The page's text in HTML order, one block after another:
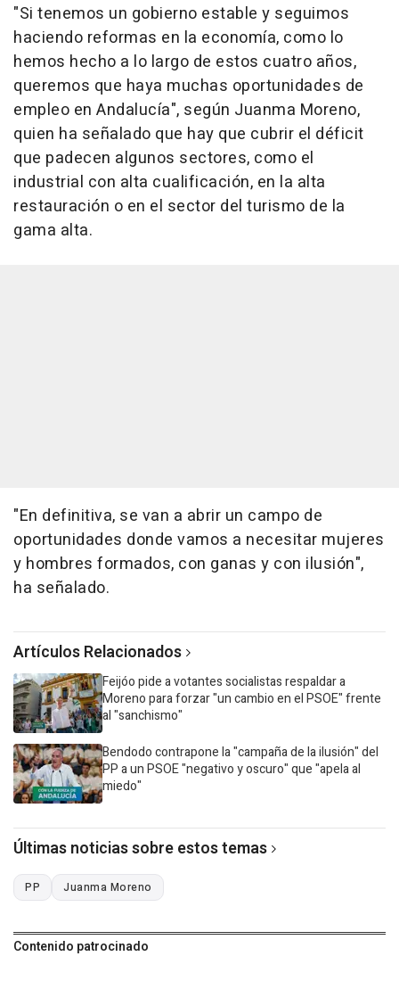
"Si tenemos un gobierno estable y seguimos
haciendo reformas en la economía, como lo
hemos hecho a lo largo de estos cuatro años,
queremos que haya muchas oportunidades de
empleo en Andalucía", según Juanma Moreno,
quien ha señalado que hay que cubrir el déficit
que padecen algunos sectores, como el
industrial con alta cualificación, en la alta
restauración o en el sector del turismo de la
gama alta.
"En definitiva, se van a abrir un campo de
oportunidades donde vamos a necesitar mujeres
y hombres formados, con ganas y con ilusión",
ha señalado.
Artículos Relacionados
Feijóo pide a votantes socialistas respaldar a
Moreno para forzar "un cambio en el PSOE" frente
al "sanchismo"
Bendodo contrapone la "campaña de la ilusión" del
PP a un PSOE "negativo y oscuro" que "apela al
miedo"
Últimas noticias sobre estos temas
PP Juanma Moreno
Contenido patrocinado